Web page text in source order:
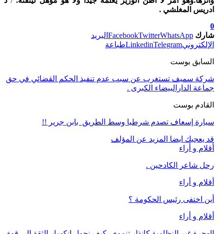
ادريس المغلشي .
0
شارك
FacebookTwitterWhatsApp
البريد
الإلكتروني
LinkedinTelegram طباعة
السابق بوست
شركة سميف تستغرب عن سبب عدم تنفيذ الحكم القضائي في حق
جماعة الدارالبيضاء الكبرى .
القادم بوست
سيارة إسعاف تصدم شرطيا وسط الطريق بابن جرير !!
قد يعجبك ايضا المزيد عن المؤلف
أقلام و أراء
رحل شاعر الكادحين .
أقلام و أراء
أين اختفى رئيس الحكومة ؟
أقلام و أراء